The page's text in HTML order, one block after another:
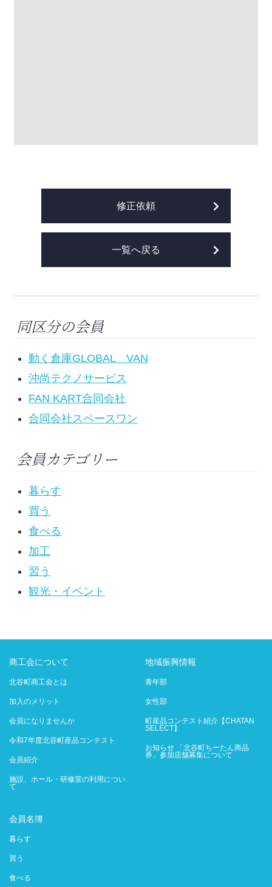
修正依頼
一覧へ戻る
同区分の会員
動く倉庫GLOBAL VAN
沖尚テクノサービス
FAN KART合同会社
合同会社スペースワン
会員カテゴリー
暮らす
買う
食べる
加工
習う
観光・イベント
商工会について
北谷町商工会とは
加入のメリット
会員になりませんか
令和7年度北谷町産品コンテスト
会員紹介
施設、ホール・研修室の利用につい
て
地域振興情報
青年部
女性部
町産品コンテスト紹介【CHATAN
SELECT】
お知らせ 「北谷町ちーたん商品
券」参加店舗募集について
会員名簿
暮らす
買う
食べる